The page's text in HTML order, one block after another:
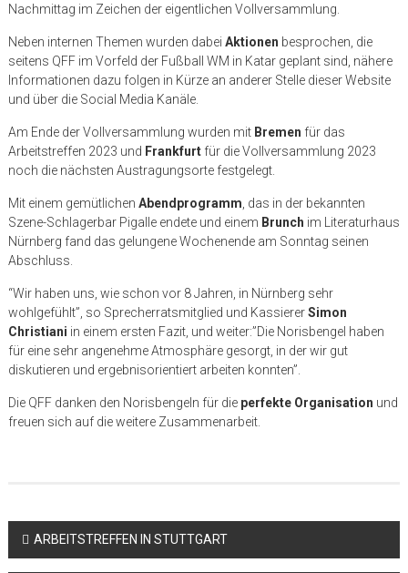
Nachmittag im Zeichen der eigentlichen Vollversammlung.
Neben internen Themen wurden dabei Aktionen besprochen, die
seitens QFF im Vorfeld der Fußball WM in Katar geplant sind, nähere
Informationen dazu folgen in Kürze an anderer Stelle dieser Website
und über die Social Media Kanäle.
Am Ende der Vollversammlung wurden mit Bremen für das
Arbeitstreffen 2023 und Frankfurtfür die Vollversammlung 2023
noch die nächsten Austragungsorte festgelegt.
Mit einem gemütlichen Abendprogramm , das in der bekannten
Szene-Schlagerbar Pigalle endete und einem Brunch im Literaturhaus
Nürnberg fand das gelungene Wochenende am Sonntag seinen
Abschluss.
“Wir haben uns, wie schon vor 8 Jahren, in Nürnberg sehr
wohlgefühlt”, so Sprecherratsmitglied und KassiererSimon
Christiani in einem ersten Fazit, und weiter:”Die Norisbengel haben
für eine sehr angenehme Atmosphäre gesorgt, in der wir gut
diskutieren und ergebnisorientiert arbeiten konnten”.
Die QFF danken den Norisbengeln für die perfekte Organisation und
freuen sich auf die weitere Zusammenarbeit.
Beitragsnavigation
ARBEITSTREFFEN IN STUTTGART